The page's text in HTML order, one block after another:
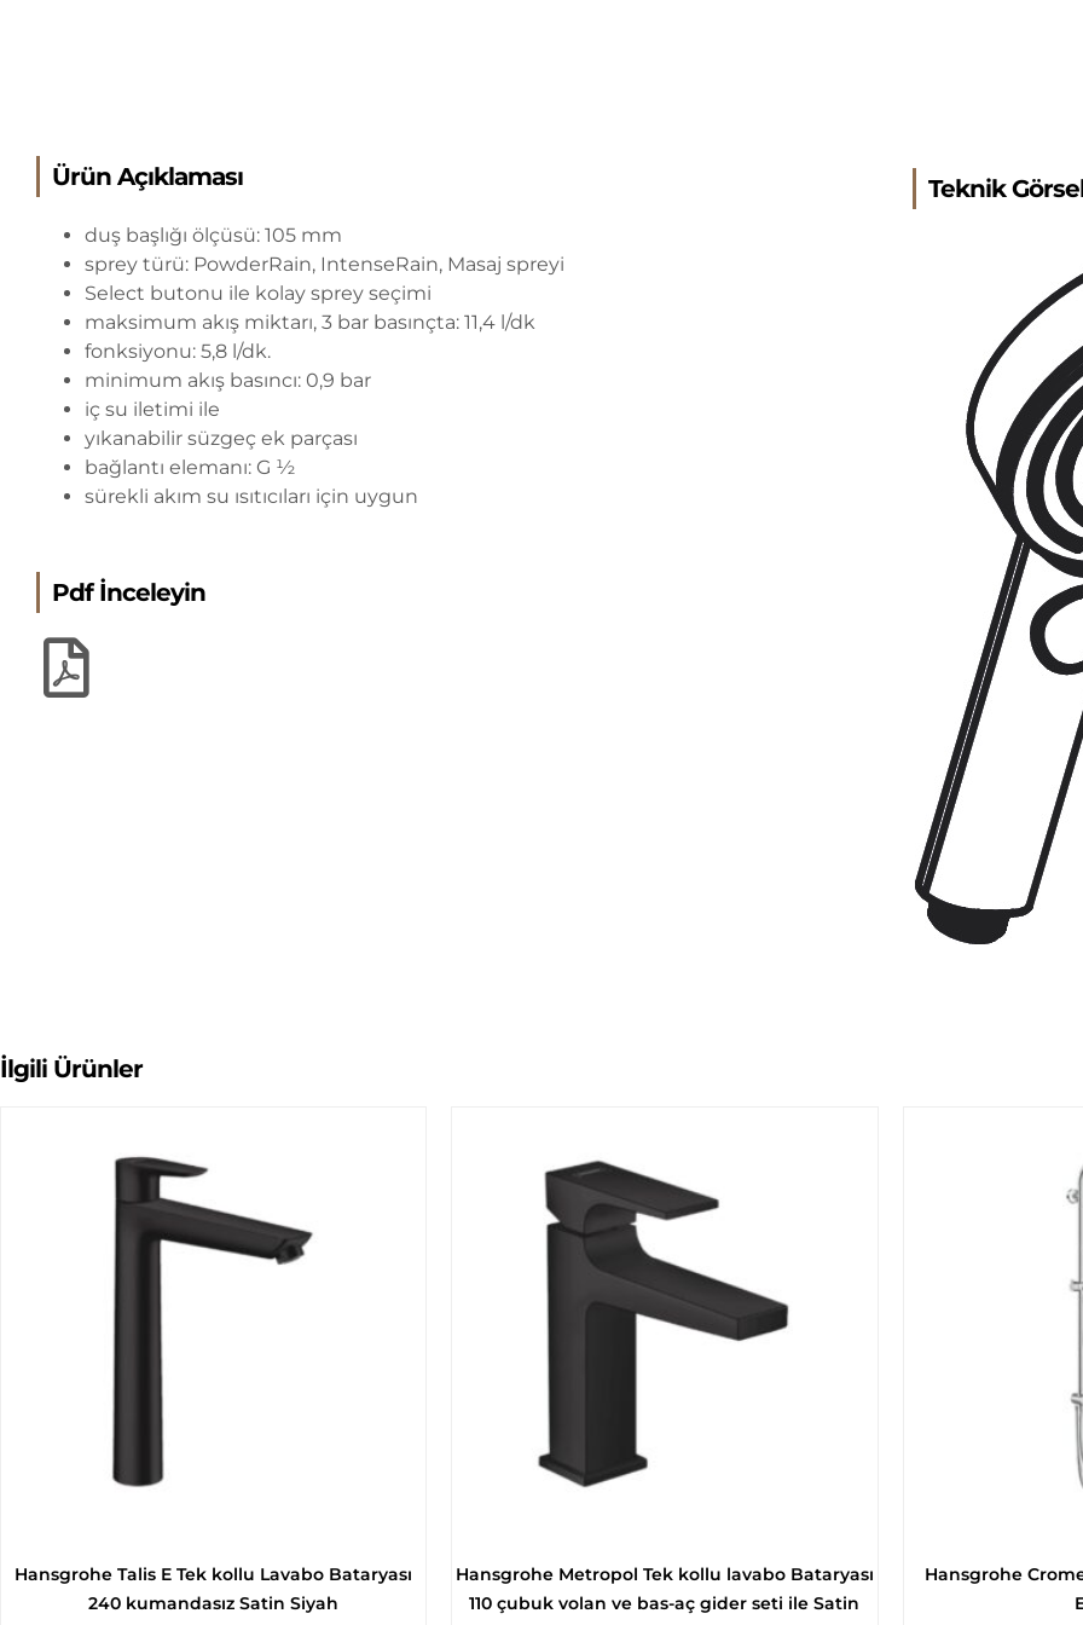
Ürün Açıklaması
duş başlığı ölçüsü: 105 mm
sprey türü: PowderRain, IntenseRain, Masaj spreyi
Select butonu ile kolay sprey seçimi
maksimum akış miktarı, 3 bar basınçta: 11,4 l/dk
fonksiyonu: 5,8 l/dk.
minimum akış basıncı: 0,9 bar
iç su iletimi ile
yıkanabilir süzgeç ek parçası
bağlantı elemanı: G ½
sürekli akım su ısıtıcıları için uygun
Pdf İnceleyin
Teknik
İlgili Ürünler
Hansgrohe Talis E Tek kollu Lavabo Bataryası
240 kumandasız Satin Siyah
Hansgrohe Metropol Tek kollu lavabo Bataryası
110 çubuk volan ve bas-aç gider seti ile Satin
Hansgrohe